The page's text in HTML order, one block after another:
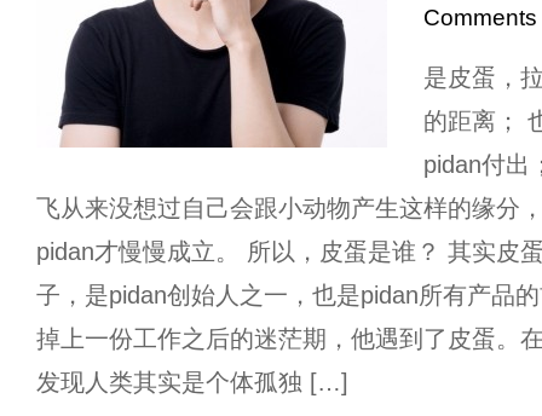
Comments
是皮蛋，
的距离；
pidan付出
飞从来没想过自己会跟小动物产生这样的缘分
pidan才慢慢成立。 所以，皮蛋是谁？ 其实皮
子，是pidan创始人之一，也是pidan所有产品
掉上一份工作之后的迷茫期，他遇到了皮蛋。
发现人类其实是个体孤独 […]